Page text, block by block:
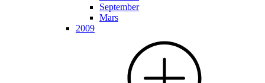
September
Mars
2009